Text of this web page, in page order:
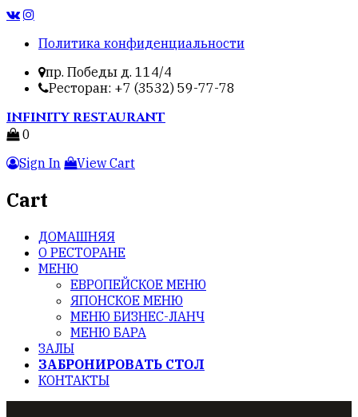
Политика конфиденциальности
пр. Победы д. 114/4
Ресторан: +7 (3532) 59-77-78
INFINITYRESTAURANT
0
Sign In
View Cart
Cart
ДОМАШНЯЯ
О РЕСТОРАНЕ
МЕНЮ
ЕВРОПЕЙСКОЕ МЕНЮ
ЯПОНСКОЕ МЕНЮ
МЕНЮ БИЗНЕС-ЛАНЧ
МЕНЮ БАРА
ЗАЛЫ
ЗАБРОНИРОВАТЬ СТОЛ
КОНТАКТЫ